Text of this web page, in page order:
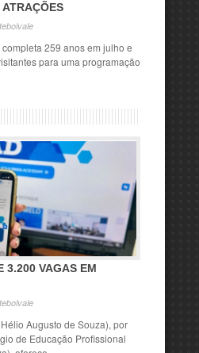
259 anos em julho e
para uma programação
3.200 VAGAS EM
Augusto de Souza), por
de Educação Profissional